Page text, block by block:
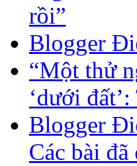
rồi”
Blogger
“Một thử
‘dưới
Blogger
Các bài